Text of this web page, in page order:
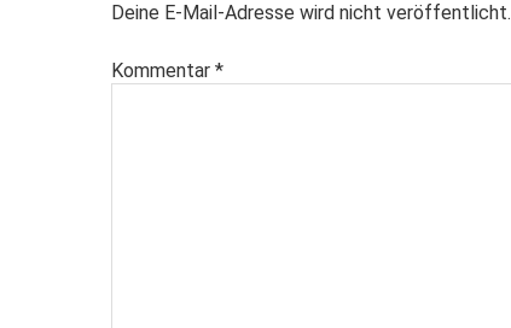
Deine E-Mail-Adresse wird nicht veröffentlicht.
Kommentar *